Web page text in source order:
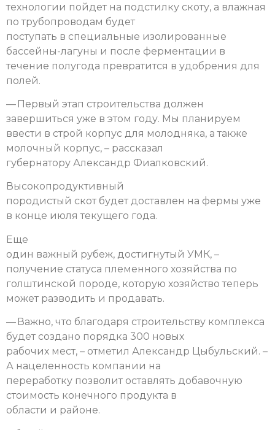
технологии пойдет на подстилку скоту, а влажная
по трубопроводам будет
поступать в специальные изолированные
бассейны-лагуны и после ферментации в
течение полугода превратится в удобрения для
полей.
— Первый этап строительства должен
завершиться уже в этом году. Мы планируем
ввести в строй корпус для молодняка, а также
молочный корпус, – рассказал
губернатору Александр Фиалковский.
Высокопродуктивный
породистый скот будет доставлен на фермы уже
в конце июля текущего года.
Еще
один важный рубеж, достигнутый УМК, –
получение статуса племенного хозяйства по
голштинской породе, которую хозяйство теперь
может разводить и продавать.
— Важно, что благодаря строительству комплекса
будет создано порядка 300 новых
рабочих мест, – отметил Александр Цыбульский. –
А нацеленность компании на
переработку позволит оставлять добавочную
стоимость конечного продукта в
области и районе.